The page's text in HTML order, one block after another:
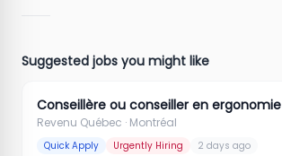
Suggested jobs you might like
Conseillère ou conseiller en ergonomie
Revenu Québec · Montréal
Quick Apply Urgently Hiring 2 days ago